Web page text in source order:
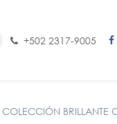
+502 2317-9005
COLECCIÓN BRILLANTE